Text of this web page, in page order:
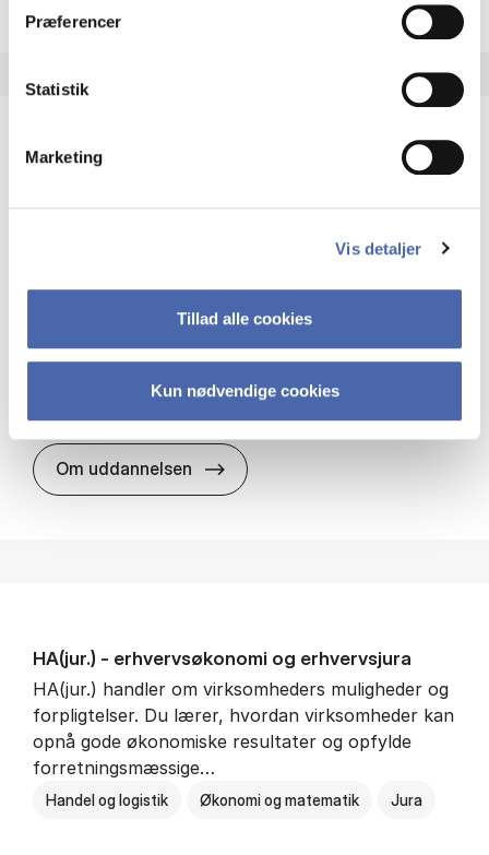
Præferencer
Statistik
Marketing
Vis detaljer
Tillad alle cookies
Kun nødvendige cookies
HA(it.) - erhvervs­økonomi og informations­
virksomheders muligheder og udfordringer inden
Organisation og ledelse
Om uddannelsen HA(it.) - erhvervs­økonomi og
HA(jur.) - erhvervs­økonomi og erhvervs­jura
HA(jur.) handler om virksomheders muligheder og
forpligtelser. Du lærer, hvordan virksomheder kan
opnå gode økonomiske resultater og opfylde
forretningsmæssige…
Handel og logistik Økonomi og matematik Jura